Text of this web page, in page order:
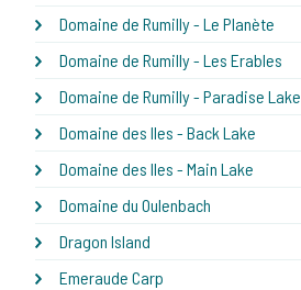
Domaine de Rumilly - Le Planète
Domaine de Rumilly - Les Erables
Domaine de Rumilly - Paradise Lake
Domaine des Iles - Back Lake
Domaine des Iles - Main Lake
Domaine du Oulenbach
Dragon Island
Emeraude Carp